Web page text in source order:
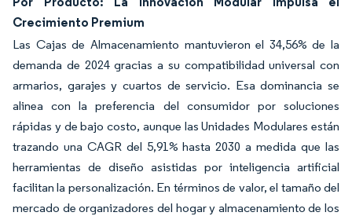
Crecimiento Premium
Las Cajas de Almacenamiento mantuvieron el 34,56% de la
demanda de 2024 gracias a su compatibilidad universal con
armarios, garajes y cuartos de servicio. Esa dominancia se
alinea con la preferencia del consumidor por soluciones
rápidas y de bajo costo, aunque las Unidades Modulares están
trazando una CAGR del 5,91% hasta 2030 a medida que las
herramientas de diseño asistidas por inteligencia artificial
facilitan la personalización. En términos de valor, el tamaño del
mercado de organizadores del hogar y almacenamiento de los